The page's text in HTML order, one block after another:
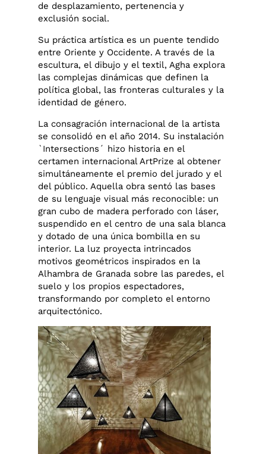
de desplazamiento, pertenencia y
exclusión social.
Su práctica artística es un puente tendido
entre Oriente y Occidente. A través de la
escultura, el dibujo y el textil, Agha explora
las complejas dinámicas que definen la
política global, las fronteras culturales y la
identidad de género.
La consagración internacional de la artista
se consolidó en el año 2014. Su instalación
`Intersections´ hizo historia en el
certamen internacional ArtPrize al obtener
simultáneamente el premio del jurado y el
del público. Aquella obra sentó las bases
de su lenguaje visual más reconocible: un
gran cubo de madera perforado con láser,
suspendido en el centro de una sala blanca
y dotado de una única bombilla en su
interior. La luz proyecta intrincados
motivos geométricos inspirados en la
Alhambra de Granada sobre las paredes, el
suelo y los propios espectadores,
transformando por completo el entorno
arquitectónico.